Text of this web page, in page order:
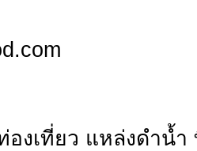
องเที่ยว แหล่งดำน้